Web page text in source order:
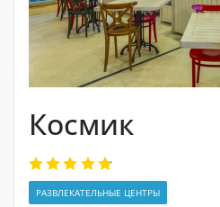
Космик
РАЗВЛЕКАТЕЛЬНЫЕ ЦЕНТРЫ